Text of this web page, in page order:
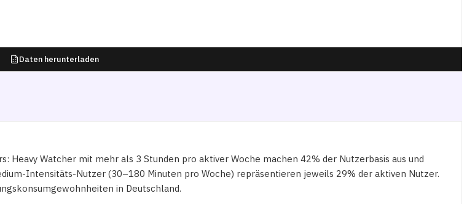
Daten herunterladen
Watcher mit mehr als 3 Stunden pro aktiver Woche machen 42% der Nutzerbasis aus und
Intensitäts-Nutzer (30–180 Minuten pro Woche) repräsentieren jeweils 29% der aktiven Nutzer.
in Deutschland.